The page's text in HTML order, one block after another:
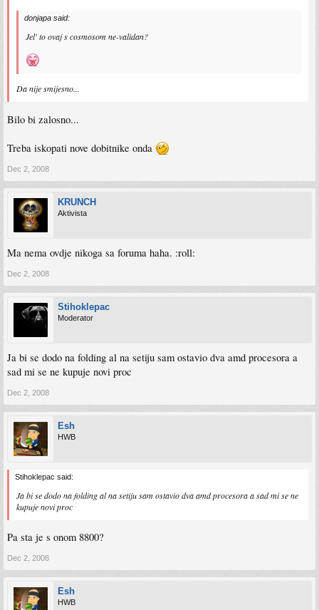
donjapa said:
Jel' to ovaj s cosmosom ne-validan?
Da nije smijesno...
Bilo bi zalosno...
Treba iskopati nove dobitnike onda
Dec 2, 2008
KRUNCH
Aktivista
Ma nema ovdje nikoga sa foruma haha. :roll:
Dec 2, 2008
Stihoklepac
Moderator
Ja bi se dodo na folding al na setiju sam ostavio dva amd procesora a
sad mi se ne kupuje novi proc
Dec 2, 2008
Esh
HWB
Stihoklepac said:
Ja bi se dodo na folding al na setiju sam ostavio dva amd procesora a sad mi se ne
kupuje novi proc
Pa sta je s onom 8800?
Dec 2, 2008
Esh
HWB